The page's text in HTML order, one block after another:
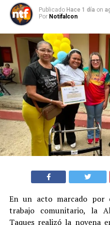
Publicado Hace 1 día on
Por Notifalcon
En un acto marcado por
trabajo comunitario, la
Taques realizó la novena